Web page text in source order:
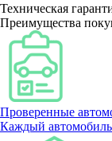
Техническая
Преимущества
Проверенные
Каждый автомобиль